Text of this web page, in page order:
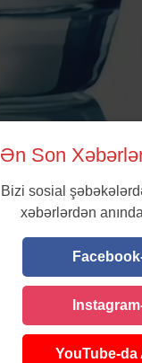
Ən Son
Bizi sosial
xəbərlərdən
YouTube-da